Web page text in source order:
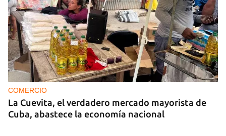
COMERCIO
La Cuevita, el verdadero mercado mayorista de
Cuba, abastece la economía nacional